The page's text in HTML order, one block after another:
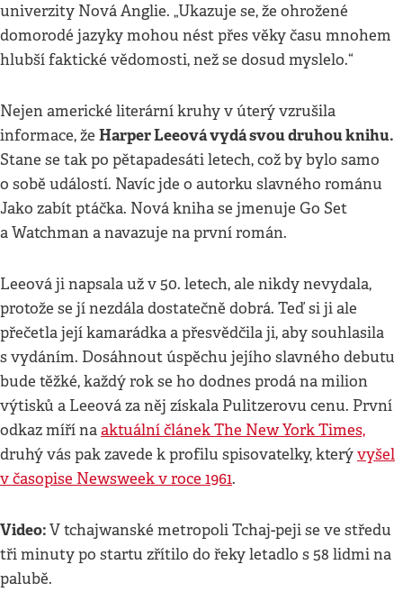
univerzity Nová Anglie. „Ukazuje se, že ohrožené
domorodé jazyky mohou nést přes věky času mnohem
hlubší faktické vědomosti, než se dosud myslelo.“
Nejen americké literární kruhy v úterý vzrušila
informace, že Harper Leeová vydá svou druhou knihu.
Stane se tak po pětapadesáti letech, což by bylo samo
o sobě událostí. Navíc jde o autorku slavného románu
Jako zabít ptáčka. Nová kniha se jmenuje Go Set
a Watchman a navazuje na první román.
Leeová ji napsala už v 50. letech, ale nikdy nevydala,
protože se jí nezdála dostatečně dobrá. Teď si ji ale
přečetla její kamarádka a přesvědčila ji, aby souhlasila
s vydáním. Dosáhnout úspěchu jejího slavného debutu
bude těžké, každý rok se ho dodnes prodá na milion
výtisků a Leeová za něj získala Pulitzerovu cenu. První
odkaz míří naaktuální článek The New York Times,
druhý vás pak zavede k profilu spisovatelky, kterývyšel
v časopise Newsweek v roce 1961.
Video:V tchajwanské metropoli Tchaj-peji se ve středu
tři minuty po startu zřítilo do řeky letadlo s 58 lidmi na
palubě.